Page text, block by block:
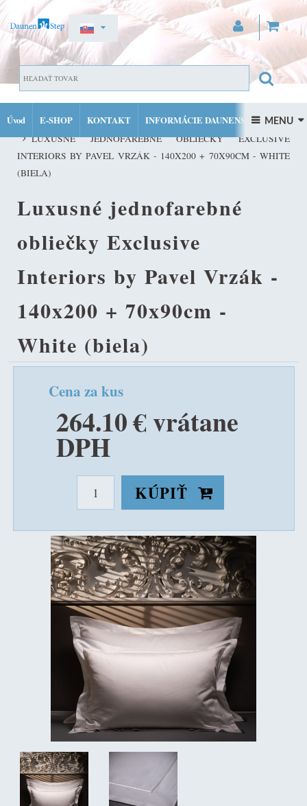
PRIHLÁSIŤ SA
Úvod E-SHOP KONTAKT INFORMÁCIE DAUNENSTEP
FACEBOOK INSTAGRAM
 MENU 
LUXUSNÉ JEDNOFAREBNÉ OBLIEČKY EXCLUSIVE INTERIORS BY
LUXUSNÉ JEDNOFAREBNÉ OBLIEČKY EXCLUSIVE
INTERIORS BY PAVEL VRZÁK - 140X200 + 70X90CM - WHITE
(BIELA)
Luxusné jednofarebné
obliečky Exclusive
Interiors by Pavel Vrzák -
140x200 + 70x90cm -
White (biela)
Cena za kus
264.10 € vrátane
DPH
KÚPIŤ